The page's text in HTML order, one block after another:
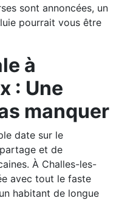
sont annoncées, un
pourrait vous être
à
: Une
manquer
date sur le
et de
À Challes-les-
avec tout le faste
habitant de longue